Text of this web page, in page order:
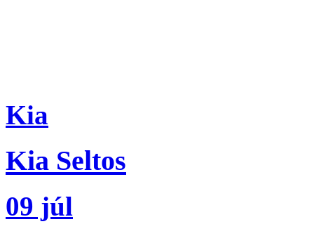
Kia
Kia Seltos
09 júl